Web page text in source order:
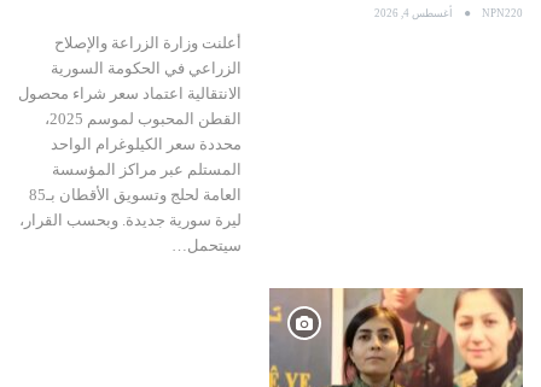
NPN220 أغسطس 4, 2026
أعلنت وزارة الزراعة والإصلاح
الزراعي في الحكومة السورية
الانتقالية اعتماد سعر شراء محصول
القطن المحبوب لموسم 2025،
محددة سعر الكيلوغرام الواحد
المستلم عبر مراكز المؤسسة
العامة لحلج وتسويق الأقطان بـ85
ليرة سورية جديدة. وبحسب القرار،
سيتحمل…